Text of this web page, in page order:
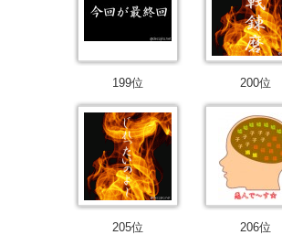
199位 200位
205位 206位